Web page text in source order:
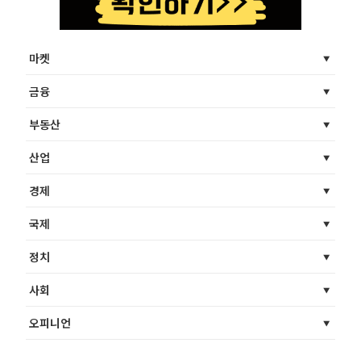
마켓
금융
부동산
산업
경제
국제
정치
사회
오피니언